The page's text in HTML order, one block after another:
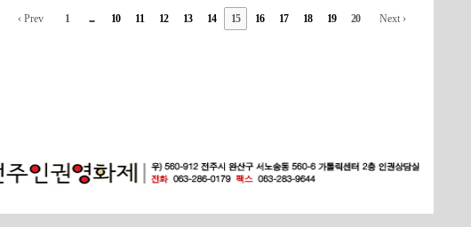
‹ Prev 1 ... 10 11 12 13 14 15 16 17 18 19 20 Next ›